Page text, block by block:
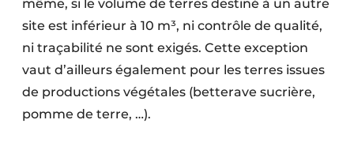
même, si le volume de terres destiné à un autre
site est inférieur à 10 m³, ni contrôle de qualité,
ni traçabilité ne sont exigés. Cette exception
vaut d’ailleurs également pour les terres issues
de productions végétales (betterave sucrière,
pomme de terre, …).